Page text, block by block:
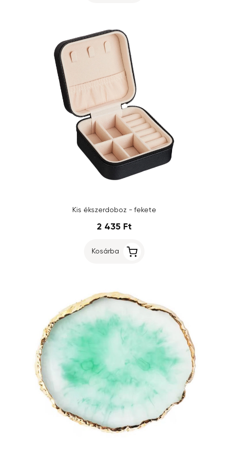
Kis ékszerdoboz - fekete
2 435 Ft
Kosárba